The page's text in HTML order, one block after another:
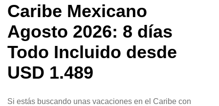
Caribe Mexicano
Agosto 2026: 8 días
Todo Incluido desde
USD 1.489
Si estás buscando unas vacaciones en el Caribe con